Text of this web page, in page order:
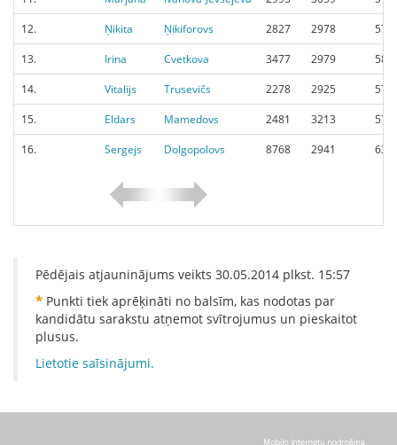
12.
Ņikita Ņikiforovs 2827 2978
13.
Irina Cvetkova 3477 2979
14.
Vitalijs Trusevičs 2278 2925
15.
Eldars Mamedovs 2481 3213
16.
Sergejs Dolgopolovs 8768 2941
Pēdējais atjauninājums veikts 30.05.2014 plkst. 15:57
* Punkti tiek aprēķināti no balsīm, kas nodotas par
kandidātu sarakstu atņemot svītrojumus un pieskaitot
plusus.
Lietotie saīsinājumi.